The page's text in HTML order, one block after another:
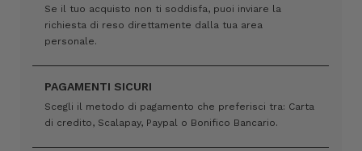
Se il tuo acquisto non ti soddisfa, puoi inviare la
richiesta di reso direttamente dalla tua area
personale.
PAGAMENTI SICURI
Scegli il metodo di pagamento che preferisci tra: Carta
di credito, Scalapay, Paypal o Bonifico Bancario.